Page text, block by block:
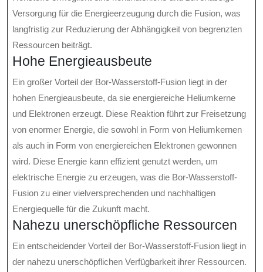
Versorgung für die Energieerzeugung durch die Fusion, was
langfristig zur Reduzierung der Abhängigkeit von begrenzten
Ressourcen beiträgt.
Hohe Energieausbeute
Ein großer Vorteil der Bor-Wasserstoff-Fusion liegt in der
hohen Energieausbeute, da sie energiereiche Heliumkerne
und Elektronen erzeugt. Diese Reaktion führt zur Freisetzung
von enormer Energie, die sowohl in Form von Heliumkernen
als auch in Form von energiereichen Elektronen gewonnen
wird. Diese Energie kann effizient genutzt werden, um
elektrische Energie zu erzeugen, was die Bor-Wasserstoff-
Fusion zu einer vielversprechenden und nachhaltigen
Energiequelle für die Zukunft macht.
Nahezu unerschöpfliche Ressourcen
Ein entscheidender Vorteil der Bor-Wasserstoff-Fusion liegt in
der nahezu unerschöpflichen Verfügbarkeit ihrer Ressourcen.